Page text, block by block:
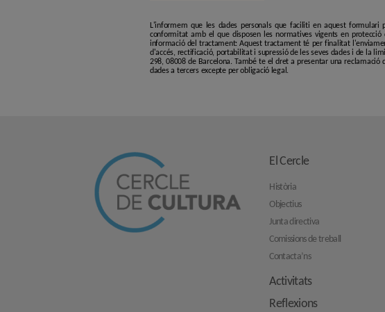
L'informem que les dades personals que faciliti en aquest formulari
conformitat amb el que disposen les normatives vigents en
informació del tractament: Aquest tractament té per finalitat
d'accés, rectificació, portabilitat i supressió de les seves dades i de la
298, 08008 de Barcelona. També te el dret a presentar una
dades a tercers excepte per obligació legal.
El Cercle
Història
Objectius
Junta directiva
Comissions de treball
Contacta’ns
Activitats
Reflexions